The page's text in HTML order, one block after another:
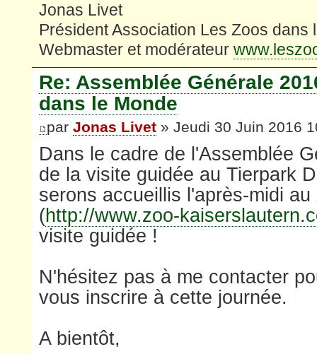
Jonas Livet
Président Association Les Zoos dans
Webmaster et modérateur
Re: Assemblée Générale
dans le Monde
par Jonas Livet » Jeudi 30 Juin 2016
Dans le cadre de l'Assemblée
de la visite guidée au Tierpark
serons accueillis l'après-midi
(http://www.zoo-
visite guidée !
N'hésitez pas à me contacter
vous inscrire à cette journée.
A bientôt,